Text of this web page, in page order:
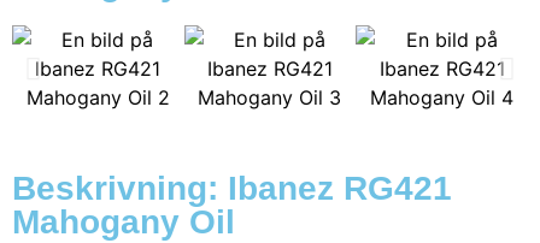
Beskrivning: Ibanez RG421
Mahogany Oil